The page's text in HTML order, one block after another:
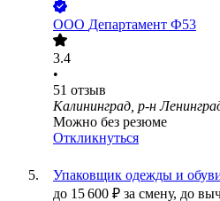
ООО Департамент Ф53
3.4
•
51 отзыв
Калининград, р-н
Можно без резюме
Откликнуться
Упаковщик одежды и
до 15 600 ₽ за смену, до